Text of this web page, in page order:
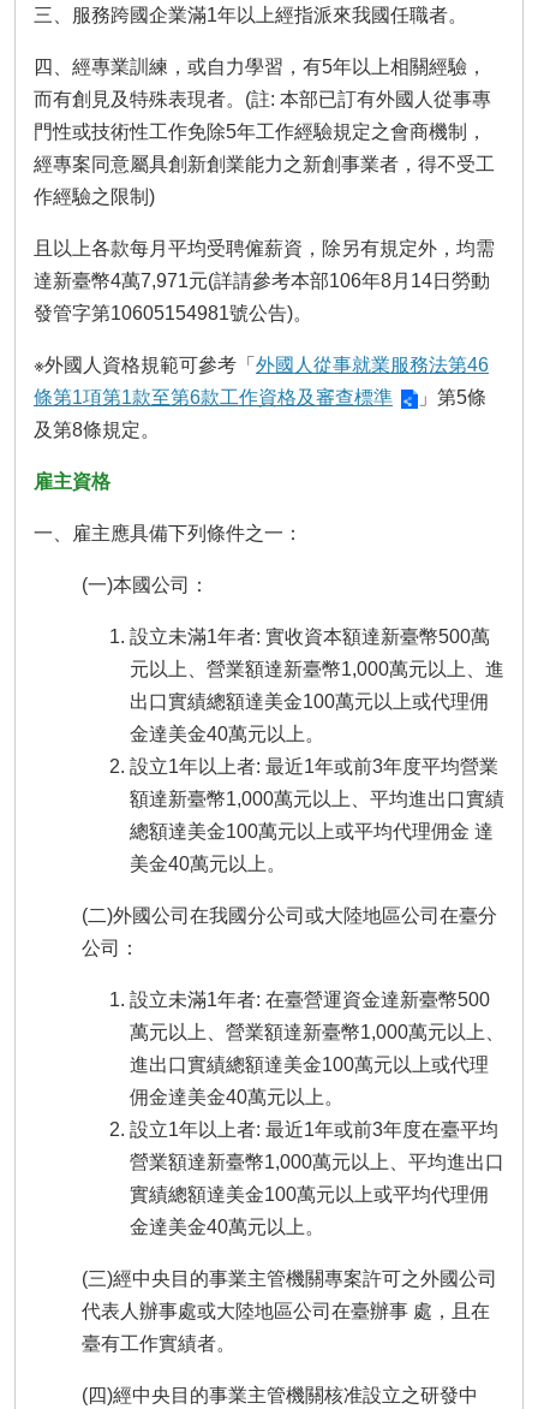
瀆三、服務跨國企業滿1年以上經指派來我國任職者。
四、經專業訓練，或自力學習，有5年以上相關經驗，
而有創見及特殊表現者。(註: 本部已訂有外國人從事專
門性或技術性工作免除5年工作經驗規定之會商機制，
經專案同意屬具創新創業能力之新創事業者，得不受工
作經驗之限制)
且以上各款每月平均受聘僱薪資，除另有規定外，均需
達新臺幣4萬7,971元(詳請參考本部106年8月14日勞動
發管字第10605154981號公告)。
※外國人資格規範可參考「 外國人從事就業服務法第46
條第1項第1款至第6款工作資格及審查標準
」第5條
及第8條規定。
雇主資格
一、雇主應具備下列條件之一：
(一)本國公司：
設立未滿1年者: 實收資本額達新臺幣500萬
元以上、營業額達新臺幣1,000萬元以上、進
出口實績總額達美金100萬元以上或代理佣
金達美金40萬元以上。
設立1年以上者: 最近1年或前3年度平均營業
額達新臺幣1,000萬元以上、平均進出口實績
總額達美金100萬元以上或平均代理佣金 達
美金40萬元以上。
(二)外國公司在我國分公司或大陸地區公司在臺分
公司：
設立未滿1年者: 在臺營運資金達新臺幣500
萬元以上、營業額達新臺幣1,000萬元以上、
進出口實績總額達美金100萬元以上或代理
佣金達美金40萬元以上。
設立1年以上者: 最近1年或前3年度在臺平均
營業額達新臺幣1,000萬元以上、平均進出口
實績總額達美金100萬元以上或平均代理佣
金達美金40萬元以上。
(三)經中央目的事業主管機關專案許可之外國公司
代表人辦事處或大陸地區公司在臺辦事 處，且在
臺有工作實績者。
(四)經中央目的事業主管機關核准設立之研發中